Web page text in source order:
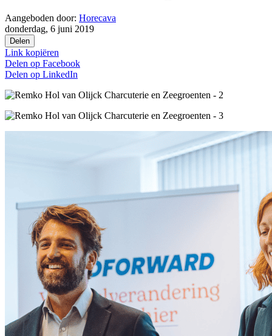
Aangeboden door: Horecava
donderdag, 6 juni 2019
Delen
Link kopiëren
Delen op Facebook
Delen op LinkedIn